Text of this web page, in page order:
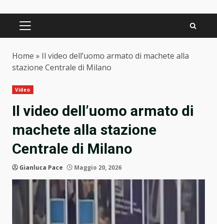
PRIMARY
Home » Il video dell’uomo armato di machete alla
stazione Centrale di Milano
Video
Il video dell’uomo armato di
machete alla stazione
Centrale di Milano
Gianluca Pace Maggio 20, 2026